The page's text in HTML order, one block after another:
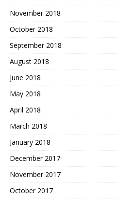
November 2018
October 2018
September 2018
August 2018
June 2018
May 2018
April 2018
March 2018
January 2018
December 2017
November 2017
October 2017